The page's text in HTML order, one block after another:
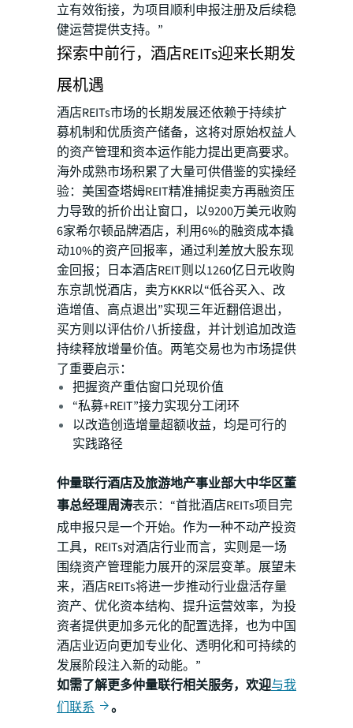
立有效衔接，为项目顺利申报注册及后续稳
健运营提供支持。”
探索中前行，酒店REITs迎来长期发
展机遇
酒店REITs市场的长期发展还依赖于持续扩
募机制和优质资产储备，这将对原始权益人
的资产管理和资本运作能力提出更高要求。
海外成熟市场积累了大量可供借鉴的实操经
验：美国查塔姆REIT精准捕捉卖方再融资压
力导致的折价出让窗口，以9200万美元收购
6家希尔顿品牌酒店，利用6%的融资成本撬
动10%的资产回报率，通过利差放大股东现
金回报；日本酒店REIT则以1260亿日元收购
东京凯悦酒店，卖方KKR以“低谷买入、改
造增值、高点退出”实现三年近翻倍退出，
买方则以评估价八折接盘，并计划追加改造
持续释放增量价值。两笔交易也为市场提供
了重要启示：
把握资产重估窗口兑现价值
“私募+REIT”接力实现分工闭环
以改造创造增量超额收益，均是可行的
实践路径
仲量联行酒店及旅游地产事业部大中华区董
事总经理周涛表示：“首批酒店REITs项目完
成申报只是一个开始。作为一种不动产投资
工具，REITs对酒店行业而言，实则是一场
围绕资产管理能力展开的深层变革。展望未
来，酒店REITs将进一步推动行业盘活存量
资产、优化资本结构、提升运营效率，为投
资者提供更加多元化的配置选择，也为中国
酒店业迈向更加专业化、透明化和可持续的
发展阶段注入新的动能。”
如需了解更多仲量联行相关服务，欢迎与我
们联系
。